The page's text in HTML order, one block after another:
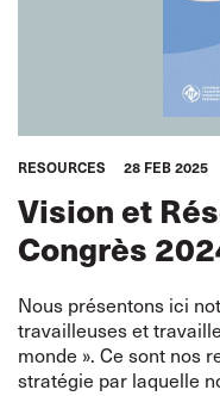
RESOURCES 28 FEB 2025
Vision et
Congrès
Nous présentons ici
travailleuses et
monde ». Ce sont nos
stratégie par laquelle